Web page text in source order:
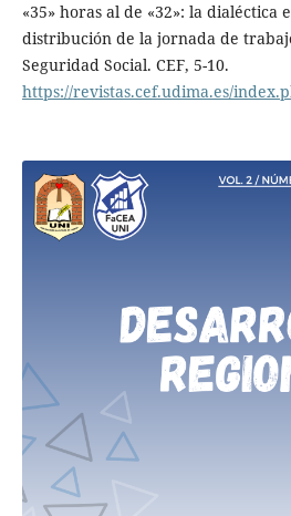
«35» horas al de «32»: la dialéctica
distribución de la jornada de
Seguridad Social. CEF, 5-10.
https://revistas.cef.udima.es/